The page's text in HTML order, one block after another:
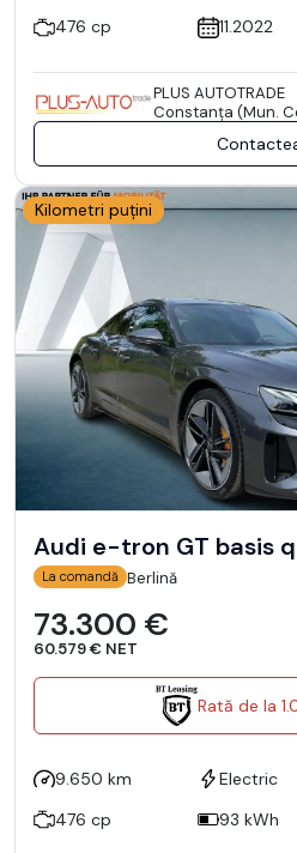
476 cp
11.2022
PLUS AUTOTRADE
Constanţa (Mun.
Kilometri puțini
Audi e-tron GT basis
La comandă Berlină
73.300 €
60.579 € NET
Rată de la
9.650 km Electric
476 cp
93 kWh